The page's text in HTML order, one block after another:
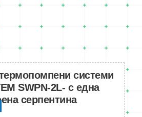
системи
SWPN-2L- с една
серпентина